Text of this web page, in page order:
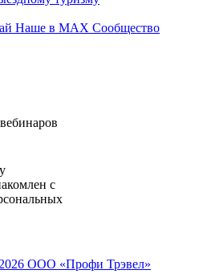
Наше в MAX Сообщество
с
ООО «Профи Трэвeл»